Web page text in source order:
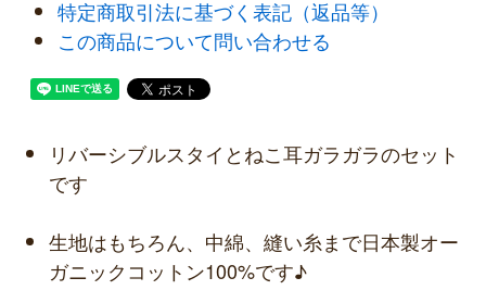
特定商取引法に基づく表記（返品等）
この商品について問い合わせる
リバーシブルスタイとねこ耳ガラガラのセット
です
生地はもちろん、中綿、縫い糸まで日本製オー
ガニックコットン100%です♪